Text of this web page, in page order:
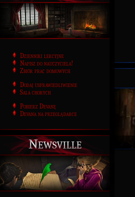
Dzienniki lekcyjne
Napisz do nauczyciela!
Zbiór prac domowych
Dodaj usprawiedliwienie
Sala chorych
Pobierz Devanę
Devana na przeglądarce
Newsville